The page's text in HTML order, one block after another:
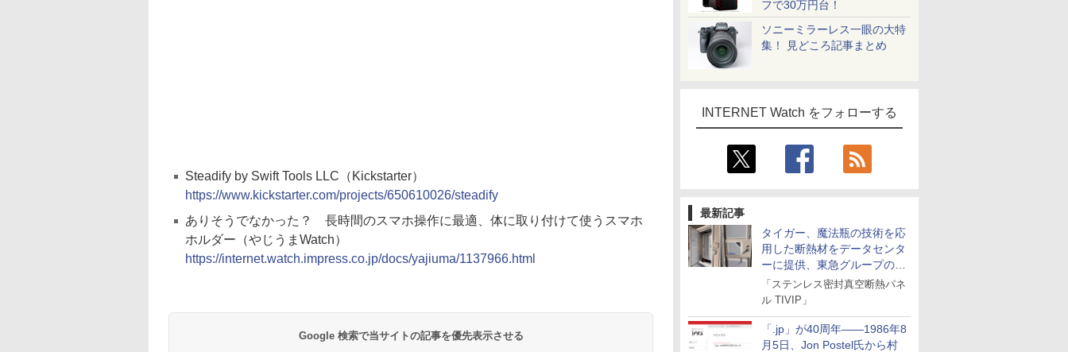
フで30万円台！
ソニーミラーレス一眼の大特
集！ 見どころ記事まとめ
INTERNET Watch をフォローする
最新記事
タイガー、魔法瓶の技術を応
用した断熱材をデータセンタ
ーに提供、東急グループの実
証実験で
「ステンレス密封真空断熱パネ
ル TIVIP」
「.jp」が40周年――1986年8
月5日、Jon Postel氏から村
Steadify by Swift Tools LLC（Kickstarter）
https://www.kickstarter.com/projects/650610026/steadify
ありそうでなかった？ 長時間のスマホ操作に最適、体に取り付けて使うスマホ
ホルダー（やじうまWatch）
https://internet.watch.impress.co.jp/docs/yajiuma/1137966.html
Google 検索で当サイトの記事を優先表示させる